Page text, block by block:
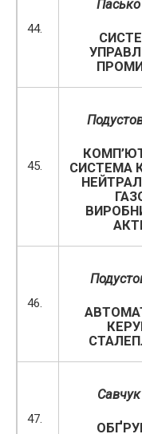
44.
45.
СИСТЕМА
46.
47.